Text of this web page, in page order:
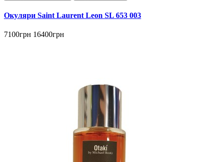
Окуляри Saint Laurent Leon SL 653 003
7100грн 16400грн